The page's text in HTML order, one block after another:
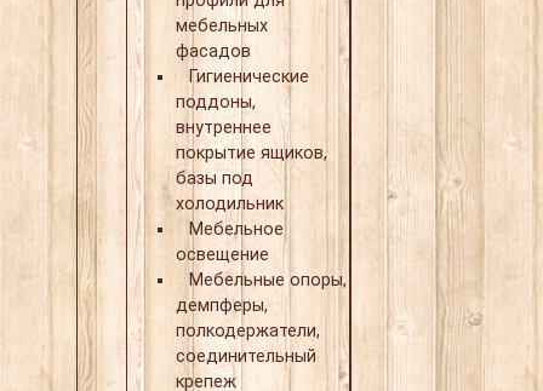
мебельных
фасадов
Гигиенические
поддоны,
внутреннее
покрытие ящиков,
базы под
холодильник
Мебельное
освещение
Мебельные опоры,
демпферы,
полкодержатели,
соединительный
крепеж